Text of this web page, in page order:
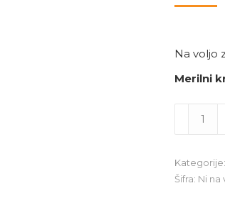
Na voljo
Merilni
318-
50
Kategorije:
Šifra: Ni na